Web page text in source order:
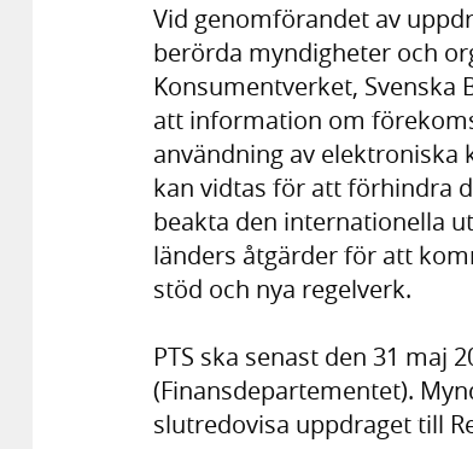
Vid genomförandet av
berörda myndigheter och
Konsumentverket, Svenska
att information om
användning av
kan vidtas för att förhindra
beakta den internationella
länders åtgärder för att
stöd och nya regelverk.
PTS ska senast den 31 maj
(Finansdepartementet).
slutredovisa uppdraget till